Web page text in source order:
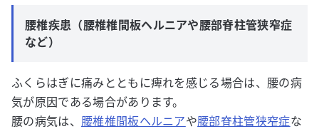
腰椎疾患（腰椎椎間板ヘルニアや腰部脊柱管狭窄症
など）
ふくらはぎに痛みとともに痺れを感じる場合は、腰の病
気が原因である場合があります。
腰の病気は、 腰椎椎間板ヘルニアや腰部脊柱管狭窄症な